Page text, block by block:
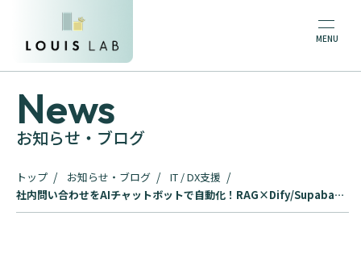
News
お知らせ・ブログ
トップ お知らせ・ブログ
IT / DX支援
社内問い合わせをAIチャットボットで自動化！RAG×Dify/Supabase
で高精度ボットを【LOUIS LAB】が構築・導入